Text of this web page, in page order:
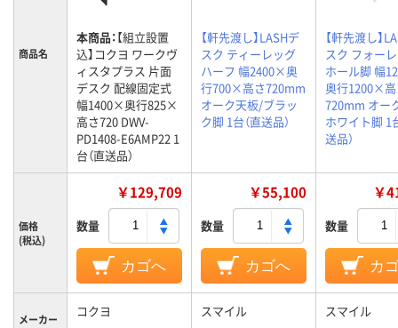
商品名
本商品：【組立設置
込】コクヨ ワークヴ
ィスタプラス 片面
デスク 配線固定式
幅1400×奥行825×
高さ720 DWV-
PD1408-E6AMP22 1
台（直送品）
【軒先渡し】LASHデ
スク ティーレッグ
ハーフ 幅2400×奥
行700×高さ720mm
オーク天板/ブラッ
ク脚 1台（直送品）
【軒先渡し】
スク フォー
ホール脚 幅
奥行1200×
720mm オー
ホワイト脚 1
送品）
価格
(税込)
￥129,709
数量
カゴへ
￥55,100
数量
カゴへ
￥
数量
カ
メーカー コクヨ スマイル スマイル